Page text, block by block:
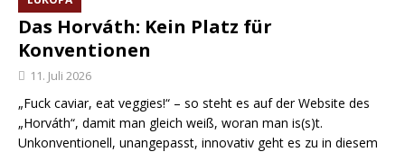
Das Horváth: Kein Platz für
Konventionen
11. Juli 2026
„Fuck caviar, eat veggies!“ – so steht es auf der Website des
„Horváth“, damit man gleich weiß, woran man is(s)t.
Unkonventionell, unangepasst, innovativ geht es zu in diesem